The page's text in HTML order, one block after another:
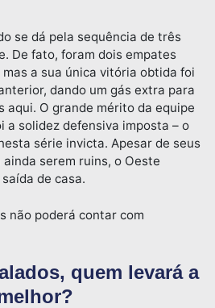
se dá pela sequência de três
De fato, foram dois empates
a sua única vitória obtida foi
dando um gás extra para
aqui. O grande mérito da equipe
a solidez defensiva imposta – o
série invicta. Apesar de seus
serem ruins, o Oeste
de casa.
não poderá contar com
quem levará a